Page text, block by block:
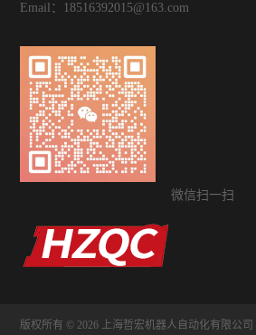
Email：18516392015@163.com
微信扫一扫
版权所有 © 2026 上海哲宏机器人自动化有限公司